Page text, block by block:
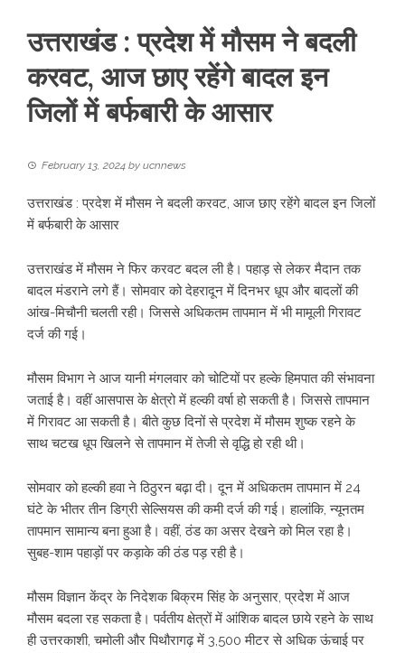
उत्तराखंड : प्रदेश में मौसम ने बदली
करवट, आज छाए रहेंगे बादल इन
जिलों में बर्फबारी के आसार
February 13, 2024 by ucnnews
उत्तराखंड : प्रदेश में मौसम ने बदली करवट, आज छाए रहेंगे बादल इन जिलों
में बर्फबारी के आसार
उत्तराखंड में मौसम ने फिर करवट बदल ली है। पहाड़ से लेकर मैदान तक
बादल मंडराने लगे हैं। सोमवार को देहरादून में दिनभर धूप और बादलों की
आंख-मिचौनी चलती रही। जिससे अधिकतम तापमान में भी मामूली गिरावट
दर्ज की गई।
मौसम विभाग ने आज यानी मंगलवार को चोटियों पर हल्के हिमपात की संभावना
जताई है। वहीं आसपास के क्षेत्रो में हल्की वर्षा हो सकती है। जिससे तापमान
में गिरावट आ सकती है। बीते कुछ दिनों से प्रदेश में मौसम शुष्क रहने के
साथ चटख धूप खिलने से तापमान में तेजी से वृद्धि हो रही थी।
सोमवार को हल्की हवा ने ठिठुरन बढ़ा दी। दून में अधिकतम तापमान में 24
घंटे के भीतर तीन डिग्री सेल्सियस की कमी दर्ज की गई। हालांकि, न्यूनतम
तापमान सामान्य बना हुआ है। वहीं, ठंड का असर देखने को मिल रहा है।
सुबह-शाम पहाड़ों पर कड़ाके की ठंड पड़ रही है।
मौसम विज्ञान केंद्र के निदेशक बिक्रम सिंह के अनुसार, प्रदेश में आज
मौसम बदला रह सकता है। पर्वतीय क्षेत्रों में आंशिक बादल छाये रहने के साथ
ही उत्तरकाशी, चमोली और पिथौरागढ़ में 3,500 मीटर से अधिक ऊंचाई पर